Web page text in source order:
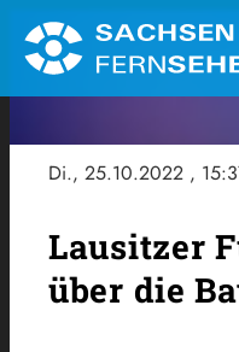
Di., 25.10.2022 ,
Lausitzer
über die